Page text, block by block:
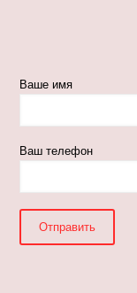
Ваше имя
Ваш телефон